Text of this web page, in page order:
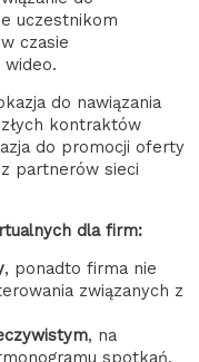
uczestnikom
czasie
wideo.
do nawiązania
kontraktów
do promocji oferty
partnerów sieci
dla firm:
, ponadto firma nie
związanych z
, na
spotkań.